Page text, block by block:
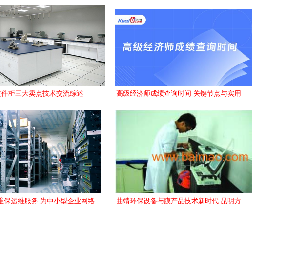
柜三大卖点技术交流综述
高级经济师成绩查询时间 关键节点与实用
保运维服务 为中小型企业网络
曲靖环保设备与膜产品技术新时代 昆明方